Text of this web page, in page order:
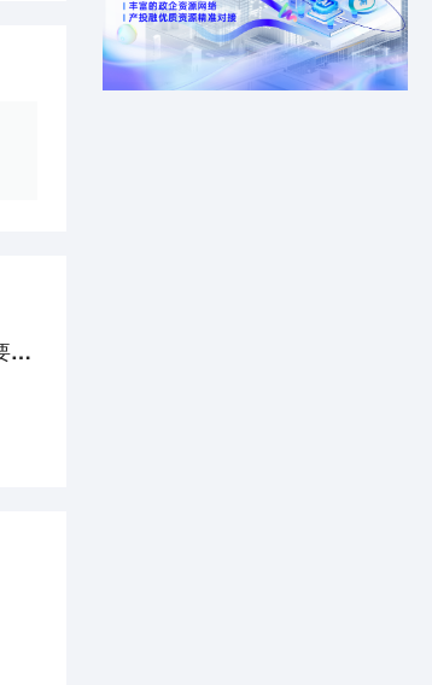
瘦沙拉（So salad）宣布获得数百万元天使融资，不仅在线卖沙拉还要开线下店